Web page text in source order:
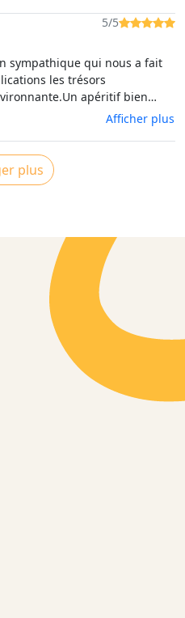
5/5
sympathique qui nous a fait
les trésors
apéritif bien
préparées par une
de son magnifique jardin où
Afficher plus
plus